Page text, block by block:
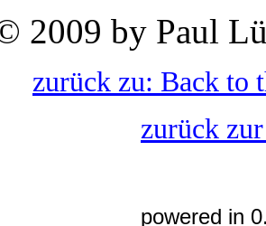
2009 by Paul
zurück zu: Back to
zurück
powered in